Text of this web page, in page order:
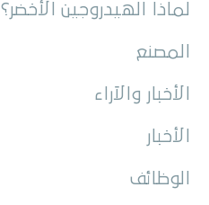
لماذا الهيدروجين الأخضر؟
المصنع
الأخبار والآراء
الأخبار
الوظائف